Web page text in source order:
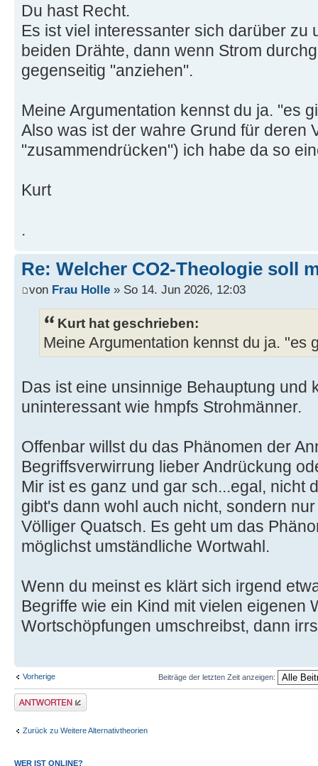
Du hast Recht.
Es ist viel interessanter sich darüber zu
beiden Drähte, dann wenn Strom
gegenseitig "anziehen".
Meine Argumentation kennst du ja. "es
Also was ist der wahre Grund für deren
"zusammendrücken") ich habe da so
Kurt
.
Re: Welcher CO2-Theologie soll
von Frau Holle » So 14. Jun 2026, 12:03
Kurt hat geschrieben:
Meine Argumentation kennst du ja. "es
Das ist eine unsinnige Behauptung und
uninteressant wie hmpfs Strohmänner.
Offenbar willst du das Phänomen der
Begriffsverwirrung lieber Andrückung
Mir ist es ganz und gar sch...egal, nicht
gibt's dann wohl auch nicht, sondern
Völliger Quatsch. Es geht um das
möglichst umständliche Wortwahl.
Wenn du meinst es klärt sich irgend
Begriffe wie ein Kind mit vielen eigenen
Wortschöpfungen umschreibst, dann
Vorherige Beiträge der letzten Zeit anzeigen:
Antwort erstellen
Zurück zu Weitere Alternativtheorien
WER IST ONLINE?